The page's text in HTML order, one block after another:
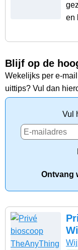
en
Blijf op de
Wekelijks per e-
uittips? Vul dan
Vul
Ontvang